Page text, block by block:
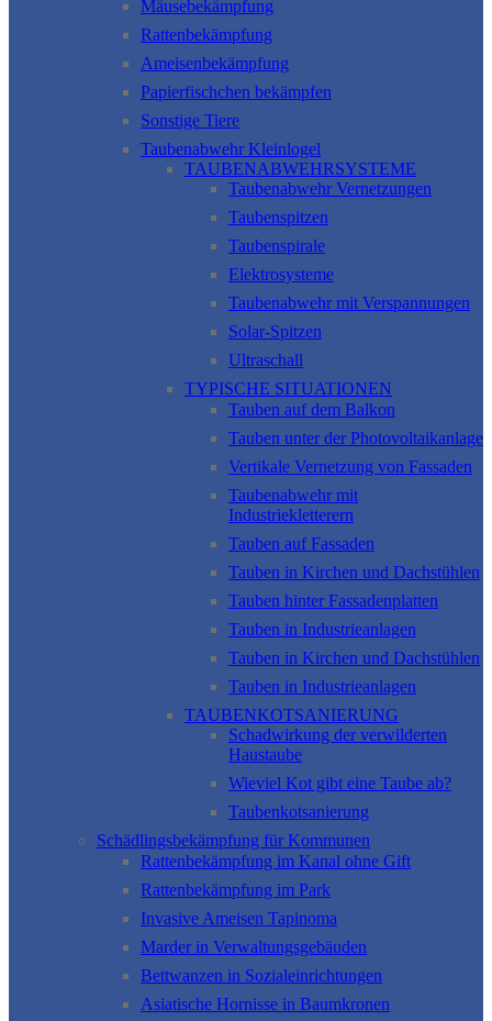
Mäusebekämpfung
Rattenbekämpfung
Ameisenbekämpfung
Papierfischchen bekämpfen
Sonstige Tiere
Taubenabwehr Kleinlogel
TAUBENABWEHRSYSTEME
Taubenabwehr Vernetzungen
Taubenspitzen
Taubenspirale
Elektrosysteme
Taubenabwehr mit Verspannungen
Solar-Spitzen
Ultraschall
TYPISCHE SITUATIONEN
Tauben auf dem Balkon
Tauben unter der Photovoltaikanlage
Vertikale Vernetzung von Fassaden
Taubenabwehr mit
Industriekletterern
Tauben auf Fassaden
Tauben in Kirchen und Dachstühlen
Tauben hinter Fassadenplatten
Tauben in Industrieanlagen
Tauben in Kirchen und Dachstühlen
Tauben in Industrieanlagen
TAUBENKOTSANIERUNG
Schadwirkung der verwilderten
Haustaube
Wieviel Kot gibt eine Taube ab?
Taubenkotsanierung
Schädlingsbekämpfung für Kommunen
Rattenbekämpfung im Kanal ohne Gift
Rattenbekämpfung im Park
Invasive Ameisen Tapinoma
Marder in Verwaltungsgebäuden
Bettwanzen in Sozialeinrichtungen
Asiatische Hornisse in Baumkronen